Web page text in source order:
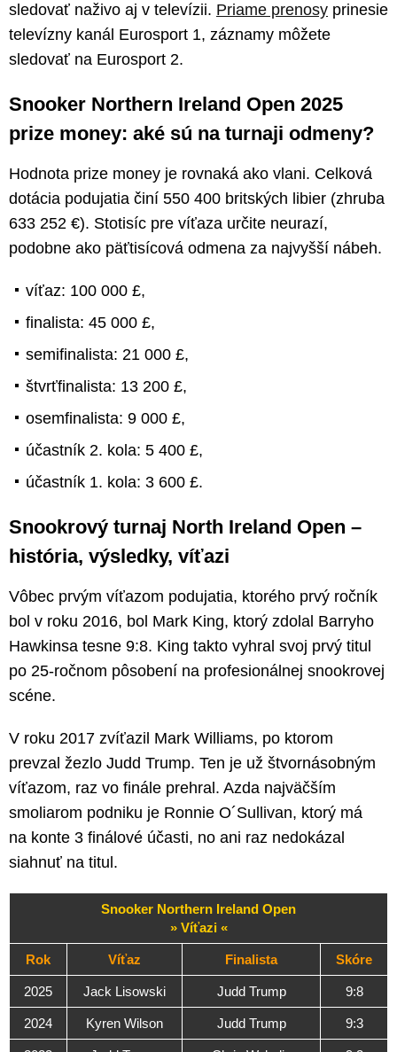
sledovať naživo aj v televízii. Priame prenosy prinesie
televízny kanál Eurosport 1, záznamy môžete
sledovať na Eurosport 2.
Snooker Northern Ireland Open 2025
prize money: aké sú na turnaji odmeny?
Hodnota prize money je rovnaká ako vlani. Celková
dotácia podujatia činí 550 400 britských libier (zhruba
633 252 €). Stotisíc pre víťaza určite neurazí,
podobne ako päťtisícová odmena za najvyšší nábeh.
víťaz: 100 000 £,
finalista: 45 000 £,
semifinalista: 21 000 £,
štvrťfinalista: 13 200 £,
osemfinalista: 9 000 £,
účastník 2. kola: 5 400 £,
účastník 1. kola: 3 600 £.
Snookrový turnaj North Ireland Open –
história, výsledky, víťazi
Vôbec prvým víťazom podujatia, ktorého prvý ročník
bol v roku 2016, bol Mark King, ktorý zdolal Barryho
Hawkinsa tesne 9:8. King takto vyhral svoj prvý titul
po 25-ročnom pôsobení na profesionálnej snookrovej
scéne.
V roku 2017 zvíťazil Mark Williams, po ktorom
prevzal žezlo Judd Trump. Ten je už štvornásobným
víťazom, raz vo finále prehral. Azda najväčším
smoliarom podniku je Ronnie O´Sullivan, ktorý má
na konte 3 finálové účasti, no ani raz nedokázal
siahnuť na titul.
Snooker Northern Ireland Open
» Víťazi «
Rok Víťaz Finalista Skóre
2025 Jack Lisowski Judd Trump 9:8
2024 Kyren Wilson Judd Trump 9:3